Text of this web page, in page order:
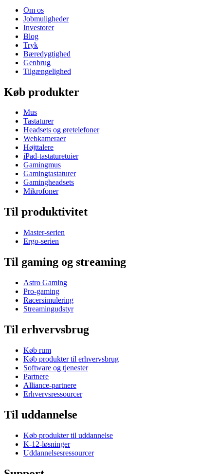
Om os
Jobmuligheder
Investorer
Blog
Tryk
Bæredygtighed
Genbrug
Tilgængelighed
Køb produkter
Mus
Tastaturer
Headsets og øretelefoner
Webkameraer
Højttalere
iPad-tastaturetuier
Gamingmus
Gamingtastaturer
Gamingheadsets
Mikrofoner
Til produktivitet
Master-serien
Ergo-serien
Til gaming og streaming
Astro Gaming
Pro-gaming
Racersimulering
Streamingudstyr
Til erhvervsbrug
Køb rum
Køb produkter til erhvervsbrug
Software og tjenester
Partnere
Alliance-partnere
Erhvervsressourcer
Til uddannelse
Køb produkter til uddannelse
K-12-løsninger
Uddannelsesressourcer